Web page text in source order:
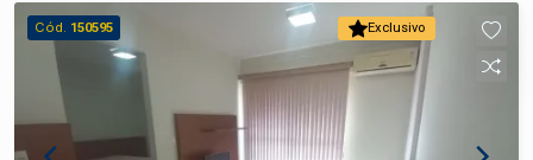
Exclusivo
Cód. 150595